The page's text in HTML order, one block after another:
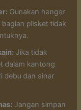
Gunakan hanger
plisket tidak
Jika tidak
dalam kantong
debu dan sinar
Jangan simpan